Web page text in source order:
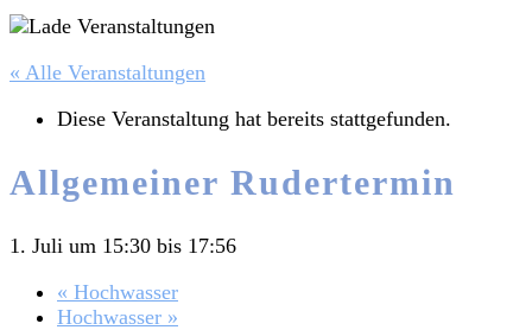
« Alle Veranstaltungen
Diese Veranstaltung hat bereits stattgefunden.
Allgemeiner Rudertermin
1. Juli um 15:30 bis 17:56
« Hochwasser
Hochwasser »